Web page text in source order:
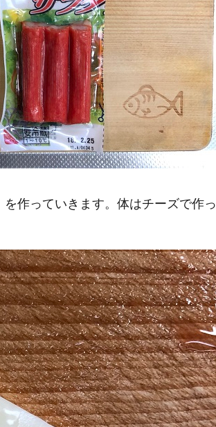
作っていきます。体はチーズで作っ